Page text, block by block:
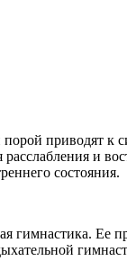
приводят к
и
состояния.
Ее